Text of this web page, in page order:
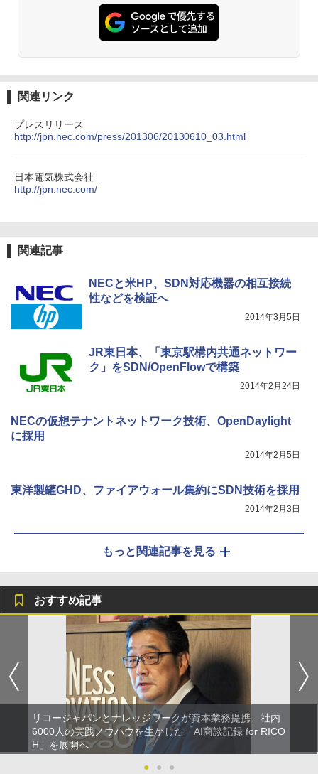
関連リンク
プレスリリース
http://jpn.nec.com/press/201306/20130610_03.html
日本電気株式会社
http://jpn.nec.com/
関連記事
NECと米HP、SDN対応機器の相互接続
性などを検証へ
2014年3月5日
JR東日本、「東京駅構内共通ネットワー
ク」をSDN/OpenFlowで構築
2014年2月24日
NECの仮想テナントネットワーク技術、OpenDaylight
に採用
2014年2月5日
東洋製罐GHD、ファイアウォール集約にSDN技術を採用
2014年2月3日
もっと関連記事を見る
おすすめ記事
リコージャパンとナレッジワークが資本業務提携、社内
6000人の実践ノウハウを生かした「AI商談記録 for RICO
H」を展開へ
●
● ●